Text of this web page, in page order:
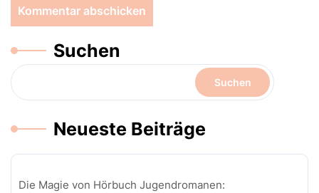
Suchen
Suchen
Neueste Beiträge
Die Magie von Hörbuch Jugendromanen: